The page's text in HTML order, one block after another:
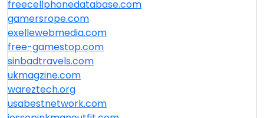
freecellphonedatabase.com
gamersrope.com
exellewebmedia.com
free-gamestop.com
sinbadtravels.com
ukmagzine.com
wareztech.org
usabestnetwork.com